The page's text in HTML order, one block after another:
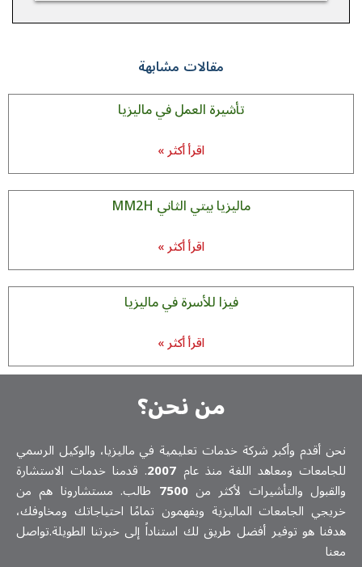
مقالات مشابهة
تأشيرة العمل في ماليزيا
اقرأ أكثر »
ماليزيا بيتي الثاني MM2H
اقرأ أكثر »
فيزا للأسرة في ماليزيا
اقرأ أكثر »
من نحن؟
نحن أقدم وأكبر شركة خدمات تعلیمیة في ماليزيا، والوكيل الرسمي
للجامعات ومعاهد اللغة منذ عام 2007. قدمنا خدمات الاستشارة
والقبول والتأشيرات لأكثر من7500 طالب. مستشارونا هم من
خريجي الجامعات الماليزية ويفهمون تمامًا احتياجاتك ومخاوفك،
هدفنا هو توفير أفضل طريق لك استناداً إلى خبرتنا الطويلة.تواصل
معنا